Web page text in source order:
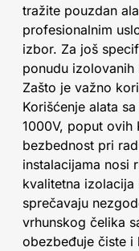
tražite pouzdan
profesionalnim
izbor. Za još
ponudu izolovanih
Zašto je važno
Korišćenje alata
1000V, poput ovih
bezbednost pri
instalacijama nosi
kvalitetna izolacija
sprečavaju
vrhunskog čelika
obezbeđuje čiste i